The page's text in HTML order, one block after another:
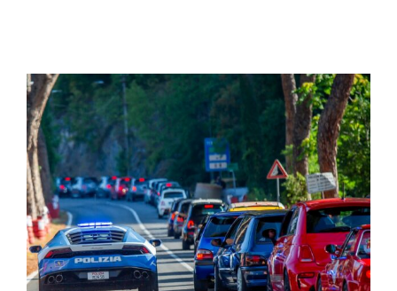
Ecco le Parate, per non essere
semplici spettatori